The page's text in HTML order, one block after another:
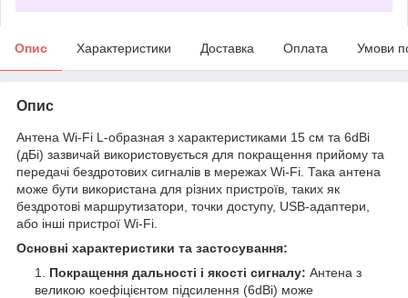
Опис Характеристики Доставка Оплата Умови
Опис
Антена Wi-Fi L-образная з характеристиками 15 см та 6dBi
(дБі) зазвичай використовується для покращення прийому та
передачі бездротових сигналів в мережах Wi-Fi. Така антена
може бути використана для різних пристроїв, таких як
бездротові маршрутизатори, точки доступу, USB-адаптери,
або інші пристрої Wi-Fi.
Основні характеристики та застосування:
Покращення дальності і якості сигналу: Антена з
великою коефіцієнтом підсилення (6dBi) може